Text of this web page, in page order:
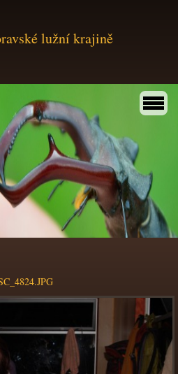
lužní krajině